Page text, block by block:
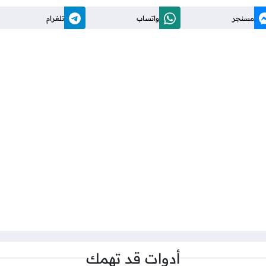
مسنجر واتساب تلغرام
أدوات قد تهمك